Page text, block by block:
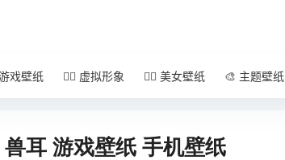
戏壁纸 🧚‍♀️ 虚拟形象 🧜‍♀️ 美女壁纸 🎨 主题壁纸
耳 游戏壁纸 手机壁纸